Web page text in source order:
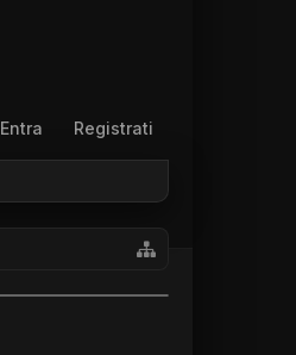
Entra Registrati